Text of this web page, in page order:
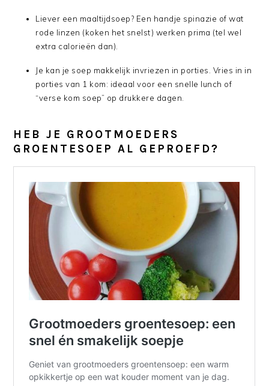
Liever een maaltijdsoep? Een handje spinazie of wat
rode linzen (koken het snelst) werken prima (tel wel
extra calorieën dan).
Je kan je soep makkelijk invriezen in porties. Vries in in
porties van 1 kom: ideaal voor een snelle lunch of
“verse kom soep” op drukkere dagen.
HEB JE GROOTMOEDERS
GROENTESOEP AL GEPROEFD?